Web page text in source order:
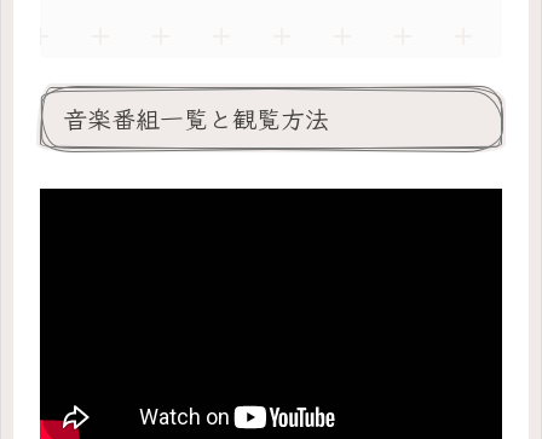
音楽番組一覧と観覧方法